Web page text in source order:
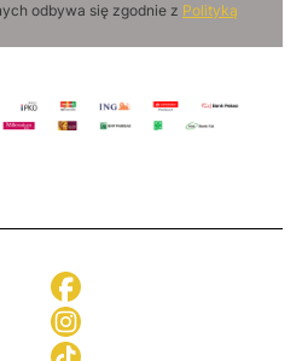
odbywa się zgodnie z Polityką